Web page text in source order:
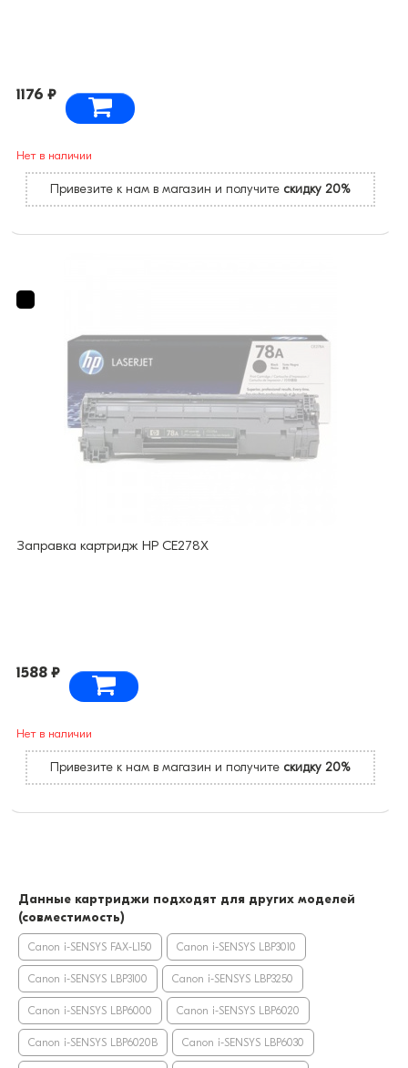
1176 ₽
Нет в наличии
Привезите к нам в магазин и получите скидку 20%
Заправка картридж HP CE278X
1588 ₽
Нет в наличии
Привезите к нам в магазин и получите скидку 20%
Данные картриджи подходят для других моделей
(совместимость)
Canon i-SENSYS FAX-L150 Canon i-SENSYS LBP3010
Canon i-SENSYS LBP3100 Canon i-SENSYS LBP3250
Canon i-SENSYS LBP6000 Canon i-SENSYS LBP6020
Canon i-SENSYS LBP6020B Canon i-SENSYS LBP6030